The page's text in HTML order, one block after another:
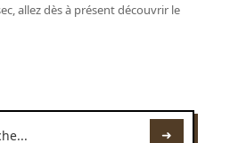
allez dès à présent découvrir le